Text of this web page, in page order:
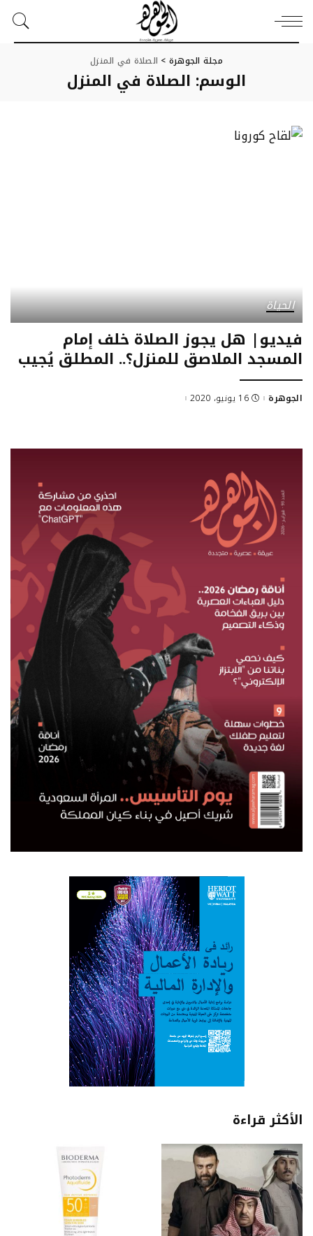
مجلة الجوهرة > الصلاة في المنزل
الوسم: الصلاة في المنزل
الحياة
فيديو| هل يجوز الصلاة خلف إمام
المسجد الملاصق للمنزل؟.. المطلق يُجيب
Posted
الجوهرة 16 يونيو، 2020
الأكثر قراءة